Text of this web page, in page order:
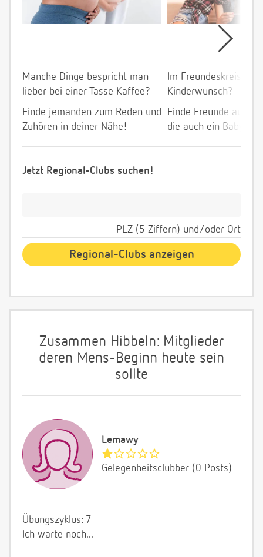
Manche Dinge bespricht man
lieber bei einer Tasse Kaffee?
Finde jemanden zum Reden und
Zuhören in deiner Nähe!
Im Freundeskreis
Kinderwunsch?
Finde Freunde aus
die auch ein Baby
Jetzt Regional-Clubs suchen!
PLZ (5 Ziffern) und/oder Ort
Zusammen Hibbeln: Mitglieder
deren Mens-Beginn heute sein
sollte
Lemawy
Gelegenheitsclubber (0 Posts)
Übungszyklus: 7
Ich warte noch...